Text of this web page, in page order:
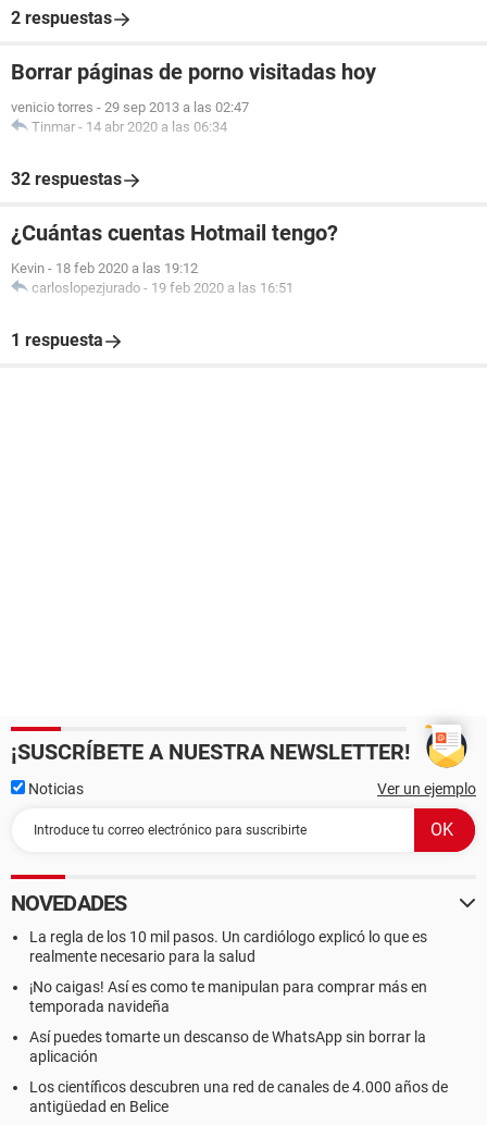
2 respuestas
Borrar páginas de porno visitadas hoy
venicio torres - 29 sep 2013 a las 02:47
Tinmar - 14 abr 2020 a las 06:34
32 respuestas
¿Cuántas cuentas Hotmail tengo?
Kevin - 18 feb 2020 a las 19:12
carloslopezjurado - 19 feb 2020 a las 16:51
1 respuesta
¡SUSCRÍBETE A NUESTRA NEWSLETTER!
Noticias Ver un ejemplo
NOVEDADES
La regla de los 10 mil pasos. Un cardiólogo explicó lo que es
realmente necesario para la salud
¡No caigas! Así es como te manipulan para comprar más en
temporada navideña
Así puedes tomarte un descanso de WhatsApp sin borrar la
aplicación
Los científicos descubren una red de canales de 4.000 años de
antigüedad en Belice